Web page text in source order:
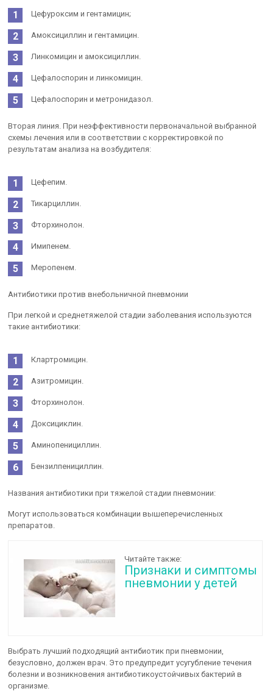
Цефуроксим и гентамицин;
Амоксициллин и гентамицин.
Линкомицин и амоксициллин.
Цефалоспорин и линкомицин.
Цефалоспорин и метронидазол.
Вторая линия. При неэффективности первоначальной выбранной
схемы лечения или в соответствии с корректировкой по
результатам анализа на возбудителя:
Цефепим.
Тикарциллин.
Фторхинолон.
Имипенем.
Меропенем.
Антибиотики против внебольничной пневмонии
При легкой и среднетяжелой стадии заболевания используются
такие антибиотики:
Клартромицин.
Азитромицин.
Фторхинолон.
Доксициклин.
Аминопенициллин.
Бензилпенициллин.
Названия антибиотики при тяжелой стадии пневмонии:
Могут использоваться комбинации вышеперечисленных
препаратов.
Читайте также:
Признаки и симптомы
пневмонии у детей
Выбрать лучший подходящий антибиотик при пневмонии,
безусловно, должен врач. Это предупредит усугубление течения
болезни и возникновения антибиотикоустойчивых бактерий в
организме.